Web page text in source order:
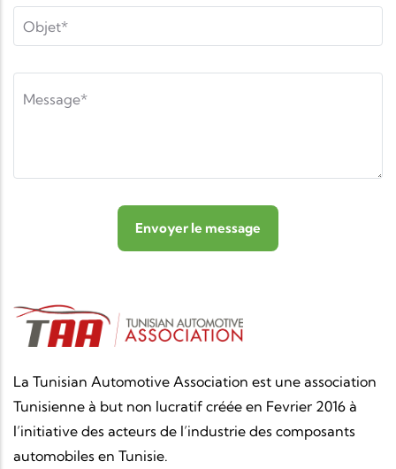
La Tunisian Automotive Association est une association
Tunisienne à but non lucratif créée en Fevrier 2016 à
l’initiative des acteurs de l’industrie des composants
automobiles en Tunisie.